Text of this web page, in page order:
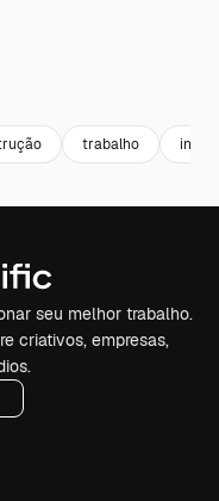
trabalho
seu melhor trabalho.
criativos, empresas,